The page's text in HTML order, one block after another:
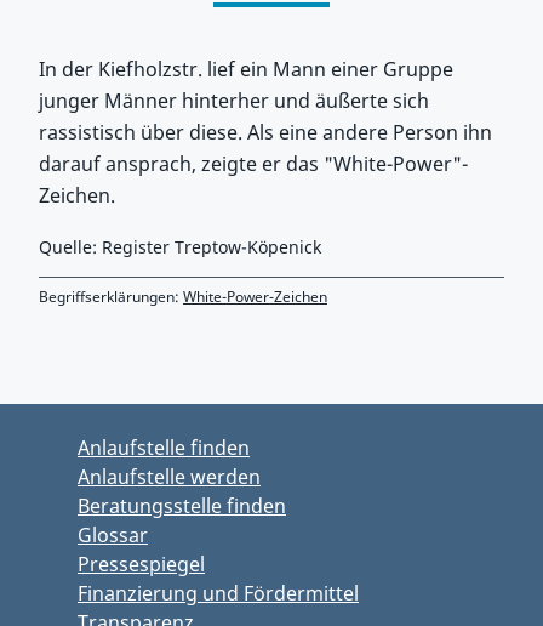
In der Kiefholzstr. lief ein Mann einer Gruppe
junger Männer hinterher und äußerte sich
rassistisch über diese. Als eine andere Person ihn
darauf ansprach, zeigte er das "White-Power"-
Zeichen.
Quelle: Register Treptow-Köpenick
Begriffserklärungen: White-Power-Zeichen
Anlaufstelle finden
Anlaufstelle werden
Beratungsstelle finden
Glossar
Pressespiegel
Finanzierung und Fördermittel